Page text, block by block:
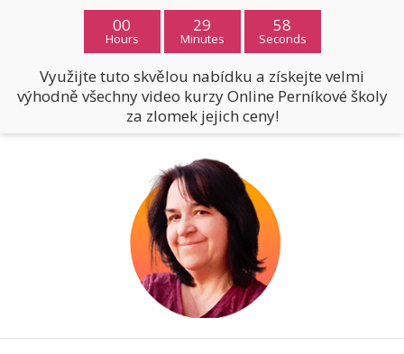
00
Hours
29
Minutes
57
Seconds
Využijte tuto skvělou nabídku a získejte velmi
výhodně všechny video kurzy Online Perníkové školy
za zlomek jejich ceny!